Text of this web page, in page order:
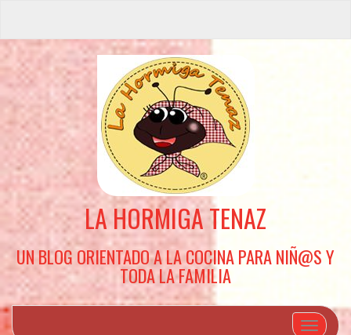
LA HORMIGA TENAZ
UN BLOG ORIENTADO A LA COCINA PARA NIÑ@S Y
TODA LA FAMILIA
Cambiar